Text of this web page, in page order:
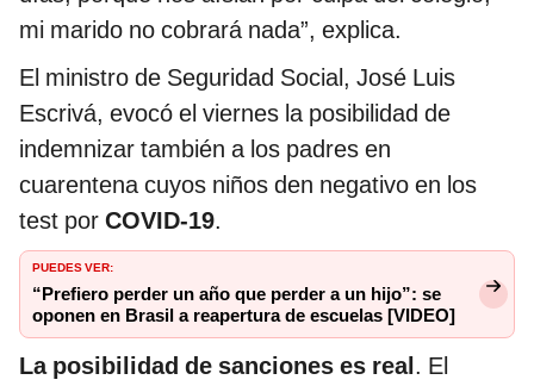
mi marido no cobrará nada”, explica.
El ministro de Seguridad Social, José Luis
Escrivá, evocó el viernes la posibilidad de
indemnizar también a los padres en
cuarentena cuyos niños den negativo en los
test por COVID-19.
PUEDES VER:
“Prefiero perder un año que perder a un hijo”: se
oponen en Brasil a reapertura de escuelas [VIDEO]
La posibilidad de sanciones es real. El